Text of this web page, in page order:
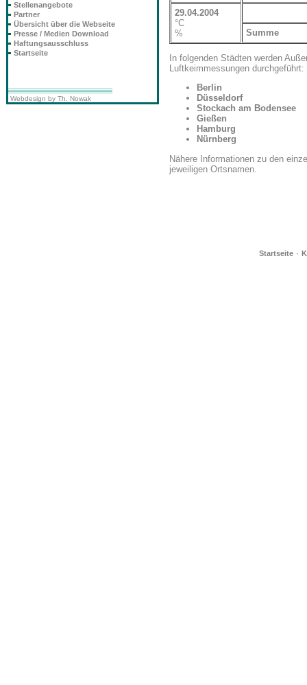
29.04.2004
°C
%
Summe
In folgenden Städten werden
Luftkeimmessungen durchgeführt:
Berlin
Düsseldorf
Stockach am Bodensee
Gießen
Hamburg
Nürnberg
Nähere Informationen zu den
jeweiligen Ortsnamen.
Startseite ·
Stellenangebote
Partner
Übersicht über die Webseite
Presse / Medien Download
Haftungsausschluss
Startseite
Webdesign by Th. Nowak